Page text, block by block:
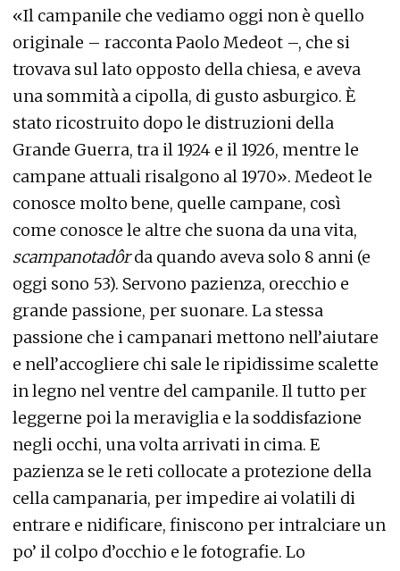
«Il campanile che vediamo oggi non è quello
originale – racconta Paolo Medeot –, che si
trovava sul lato opposto della chiesa, e aveva
una sommità a cipolla, di gusto asburgico. È
stato ricostruito dopo le distruzioni della
Grande Guerra, tra il 1924 e il 1926, mentre le
campane attuali risalgono al 1970». Medeot le
conosce molto bene, quelle campane, così
come conosce le altre che suona da una vita,
scampanotadôrda quando aveva solo 8 anni (e
oggi sono 53). Servono pazienza, orecchio e
grande passione, per suonare. La stessa
passione che i campanari mettono nell’aiutare
e nell’accogliere chi sale le ripidissime scalette
in legno nel ventre del campanile. Il tutto per
leggerne poi la meraviglia e la soddisfazione
negli occhi, una volta arrivati in cima. E
pazienza se le reti collocate a protezione della
cella campanaria, per impedire ai volatili di
entrare e nidificare, finiscono per intralciare un
po’ il colpo d’occhio e le fotografie. Lo